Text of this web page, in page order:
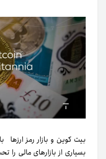
بیت کوین و بازار رمز
بسیاری از بازارهای مالی را